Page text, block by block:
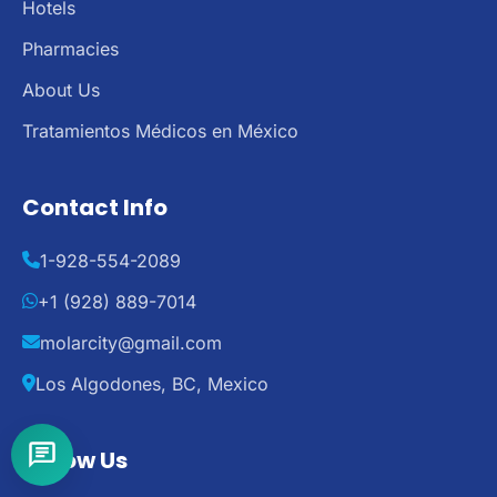
Hotels
Pharmacies
About Us
Tratamientos Médicos en México
Contact Info
1-928-554-2089
+1 (928) 889-7014
molarcity@gmail.com
Los Algodones, BC, Mexico
Follow Us